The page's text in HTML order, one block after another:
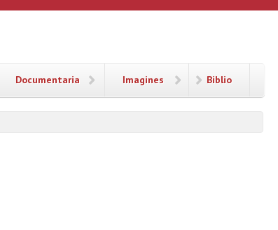
Documentaria Imagines Biblio